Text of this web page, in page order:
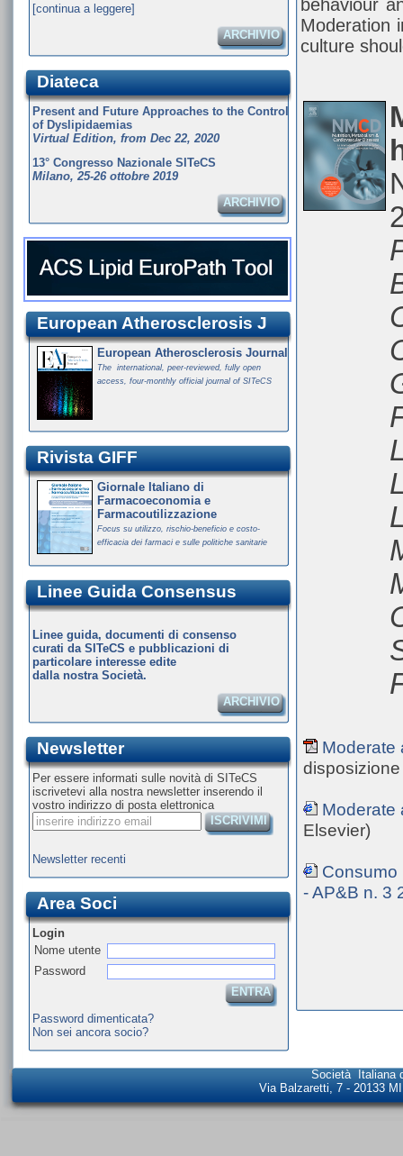
[continua a leggere]
ARCHIVIO
Diateca
Present and Future Approaches to the Control
of Dyslipidaemias
Virtual Edition, from Dec 22, 2020
13° Congresso Nazionale SITeCS
Milano, 25-26 ottobre 2019
ARCHIVIO
European Atherosclerosis J
European Atherosclerosis Journal
The international, peer-reviewed, fully open
access, four-monthly official journal of SITeCS
Rivista GIFF
Giornale Italiano di
Farmacoeconomia e
Farmacoutilizzazione
Focus su utilizzo, rischio-beneficio e costo-
efficacia dei farmaci e sulle politiche sanitarie
Linee Guida Consensus
Linee guida, documenti di consenso
curati da SITeCS e pubblicazioni di
particolare interesse edite
dalla nostra Società.
ARCHIVIO
Newsletter
Per essere informati sulle novità di SITeCS
iscrivetevi alla nostra newsletter inserendo il
vostro indirizzo di posta elettronica
ISCRIVIMI
Newsletter recenti
Area Soci
Login
Nome utente
Password
ENTRA
Password dimenticata?
Non sei ancora socio?
behaviour
Moderation
culture
Moderate
Moderate
Elsevier)
Consumo
- AP&B n. 3
Società Italiana
Via Balzaretti, 7 - 20133